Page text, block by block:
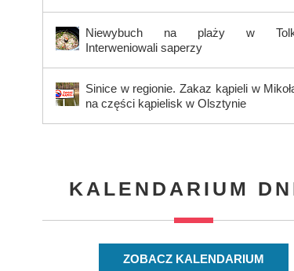
Niewybuch na plaży w
Interweniowali saperzy
Sinice w regionie. Zakaz kąpieli w
na części kąpielisk w Olsztynie
KALENDARIUM
ZOBACZ KALENDARIUM